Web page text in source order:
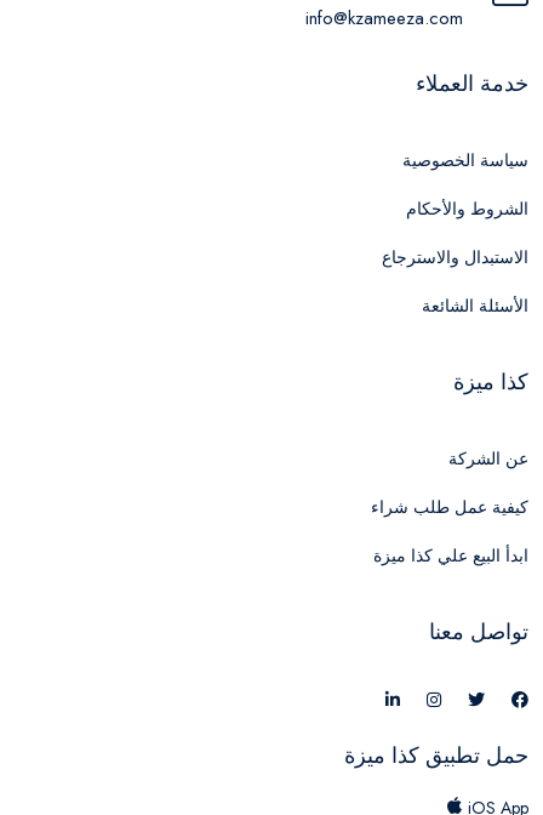
info@kzameeza.com
خدمة العملاء
سياسة الخصوصية
الشروط والأحكام
الاستبدال والاسترجاع
الأسئلة الشائعة
كذا ميزة
عن الشركة
كيفية عمل طلب شراء
ابدأ البيع علي كذا ميزة
تواصل معنا
حمل تطبيق كذا ميزة
iOS App